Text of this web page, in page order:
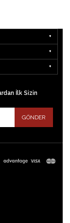
İlk Sizin
GÖNDER